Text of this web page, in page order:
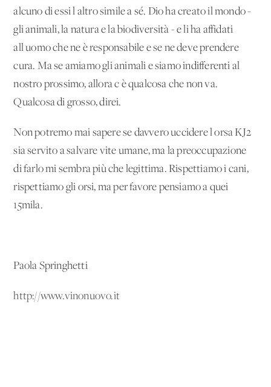
alcuno di essi l'altro simile a sé. Dio ha creato il mondo -
gli animali, la natura e la biodiversità - e li ha affidati
all'uomo che ne è responsabile e se ne deve prendere
cura. Ma se amiamo gli animali e siamo indifferenti al
nostro prossimo, allora c'è qualcosa che non va.
Qualcosa di grosso, direi.
Non potremo mai sapere se davvero uccidere l'orsa KJ2
sia servito a salvare vite umane, ma la preoccupazione
di farlo mi sembra più che legittima. Rispettiamo i cani,
rispettiamo gli orsi, ma per favore pensiamo a quei
15mila.
Paola Springhetti
http://www.vinonuovo.it